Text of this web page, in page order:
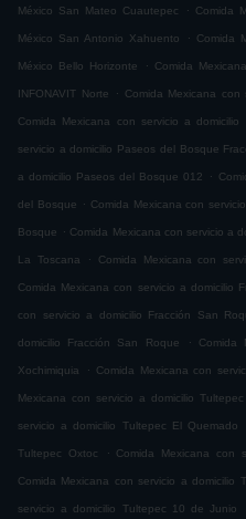
México San Mateo Cuautepec . Comida
México San Antonio Xahuento . Comida
México Bello Horizonte . Comida
INFONAVIT Norte . Comida Mexicana
Comida Mexicana con servicio a domicilio
servicio a domicilio Paseos del Bosque
a domicilio Paseos del Bosque 012 .
del Bosque . Comida Mexicana con
Bosque . Comida Mexicana con servicio a
La Toscana . Comida Mexicana con
Comida Mexicana con servicio a domicilio
con servicio a domicilio Fracción San
domicilio Fracción San Roque . Comida
Xochimiquia . Comida Mexicana con
Mexicana con servicio a domicilio
servicio a domicilio Tultepec El Quemado
Tultepec Oxtoc . Comida Mexicana con
Comida Mexicana con servicio a domicilio
servicio a domicilio Tultepec 10 de Junio